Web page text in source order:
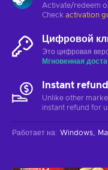
Activate/redeem
Check activation
Цифровой
Это цифровая
Мгновенная
Instant
Unlike other
instant refund for
Работает на: Windows